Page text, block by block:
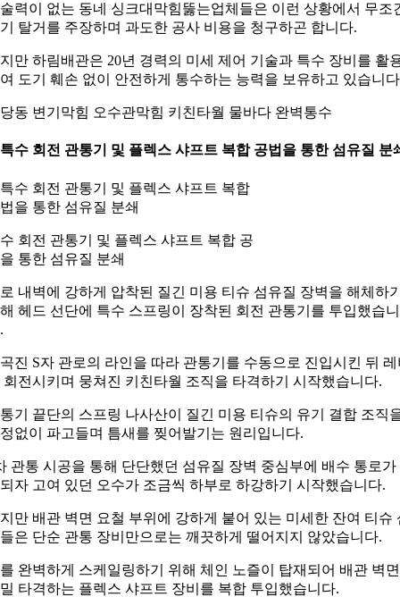
력이 없는 동네 싱크대막힘뚫는업체들은 이런 상황에서 무조
탈거를 주장하며 과도한 공사 비용을 청구하곤 합니다.
만 하림배관은 20년 경력의 미세 제어 기술과 특수 장비를 활
도기 훼손 없이 안전하게 통수하는 능력을 보유하고 있습니
동 변기막힘 오수관막힘 키친타월 물바다 완벽통수
수 회전 관통기 및 플렉스 샤프트 복합 공법을 통한 섬유질 분
회전 관통기 및 플렉스 샤프트 복합 공
통한 섬유질 분쇄
내벽에 강하게 압착된 질긴 미용 티슈 섬유질 장벽을 해체하
헤드 선단에 특수 스프링이 장착된 회전 관통기를 투입했습니
진 S자 관로의 라인을 따라 관통기를 수동으로 진입시킨 뒤 레
회전시키며 뭉쳐진 키친타월 조직을 타격하기 시작했습니다.
기 끝단의 스프링 나사산이 질긴 미용 티슈의 유기 결합 조직
없이 파고들며 틈새를 찢어발기는 원리입니다.
관통 시공을 통해 단단했던 섬유질 장벽 중심부에 배수 통로가
자 고여 있던 오수가 조금씩 하부로 하강하기 시작했습니다.
만 배관 벽면 요철 부위에 강하게 붙어 있는 미세한 잔여 티슈
은 단순 관통 장비만으로는 깨끗하게 떨어지지 않았습니다.
완벽하게 스케일링하기 위해 체인 노즐이 탑재되어 배관 벽
타격하는 플렉스 샤프트 장비를 복합 투입했습니다.